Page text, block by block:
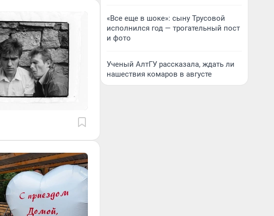
«Все еще в шоке»: сыну Трусовой
исполнился год — трогательный пост
и фото
Ученый АлтГУ рассказала, ждать ли
нашествия комаров в августе